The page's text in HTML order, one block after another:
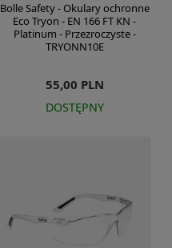
Bolle Safety - Okulary ochronne
Eco Tryon - EN 166 FT KN -
Platinum - Przezroczyste -
TRYONN10E
55,00 PLN
DOSTĘPNY